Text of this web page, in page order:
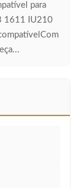
para
1611 IU210